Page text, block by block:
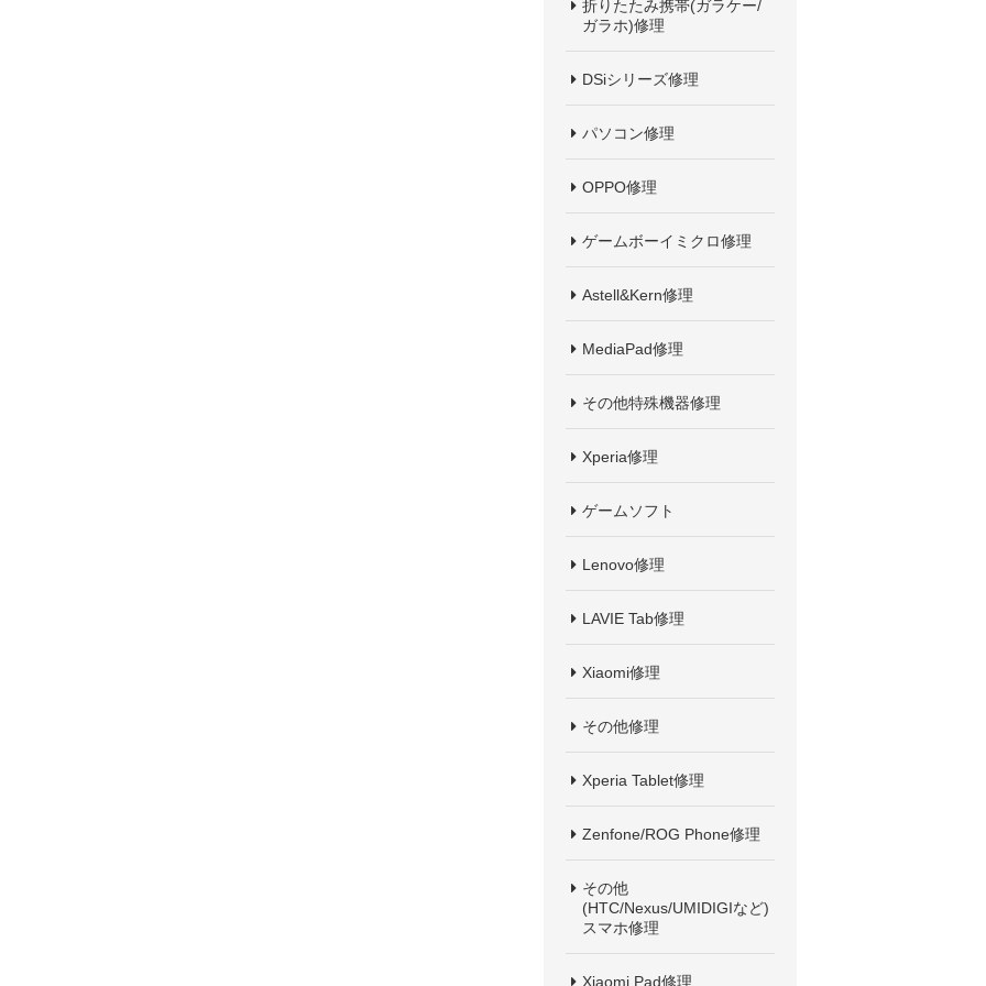
折りたたみ携帯(ガラケー/
ガラホ)修理
DSiシリーズ修理
パソコン修理
OPPO修理
ゲームボーイミクロ修理
Astell&Kern修理
MediaPad修理
その他特殊機器修理
Xperia修理
ゲームソフト
Lenovo修理
LAVIE Tab修理
Xiaomi修理
その他修理
Xperia Tablet修理
Zenfone/ROG Phone修理
その他
(HTC/Nexus/UMIDIGIなど)
スマホ修理
Xiaomi Pad修理